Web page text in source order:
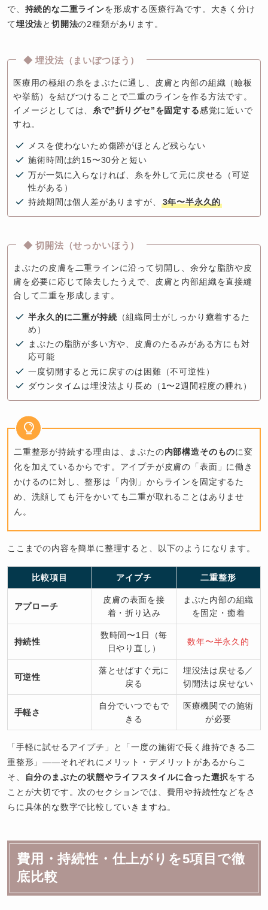
で、 持続的な二重ラインを形成する医療行為です。大きく分け
て埋没法と切開法の2種類があります。
◆ 埋没法（まいぼつほう）
医療用の極細の糸をまぶたに通し、皮膚と内部の組織（瞼板
や挙筋）を結びつけることで二重のラインを作る方法です。
イメージとしては、 糸で”折りグセ”を固定する感覚に近いで
すね。
メスを使わないため傷跡がほとんど残らない
施術時間は約15〜30分と短い
万が一気に入らなければ、糸を外して元に戻せる（可逆
性がある）
持続期間は個人差がありますが、
3年〜半永久的
◆ 切開法（せっかいほう）
まぶたの皮膚を二重ラインに沿って切開し、余分な脂肪や皮
膚を必要に応じて除去したうえで、皮膚と内部組織を直接縫
合して二重を形成します。
半永久的に二重が持続 （組織同士がしっかり癒着するた
め）
まぶたの脂肪が多い方や、皮膚のたるみがある方にも対
応可能
一度切開すると元に戻すのは困難（不可逆性）
ダウンタイムは埋没法より長め（1〜2週間程度の腫れ）
二重整形が持続する理由は、まぶたの内部構造そのものに変
化を加えているからです。アイプチが皮膚の「表面」に働き
かけるのに対し、整形は「内側」からラインを固定するた
め、洗顔しても汗をかいても二重が取れることはありませ
ん。
ここまでの内容を簡単に整理すると、以下のようになります。
比較項目 アイプチ 二重整形
アプローチ
皮膚の表面を接
着・折り込み
まぶた内部の組織
を固定・癒着
持続性
数時間〜1日（毎
日やり直し）
数年〜半永久的
可逆性
落とせばすぐ元に
戻る
埋没法は戻せる／
切開法は戻せない
手軽さ
自分でいつでもで
きる
医療機関での施術
が必要
「手軽に試せるアイプチ」と「一度の施術で長く維持できる二
重整形」——それぞれにメリット・デメリットがあるからこ
そ、
自分のまぶたの状態やライフスタイルに合った選択をする
ことが大切です。次のセクションでは、費用や持続性などをさ
らに具体的な数字で比較していきますね。
費用・持続性・仕上がりを5項目で徹
底比較